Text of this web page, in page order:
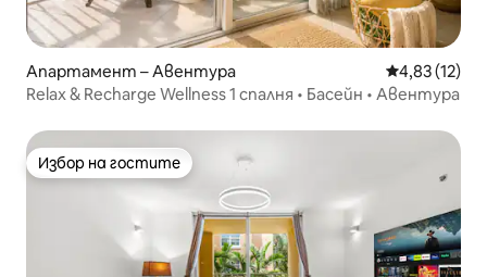
Апартамент – Авентура Средна
4,83 (12)
Relax & Recharge Wellness 1 спалня • Басейн • Авентура
Избор на гостите
Избор на гостите